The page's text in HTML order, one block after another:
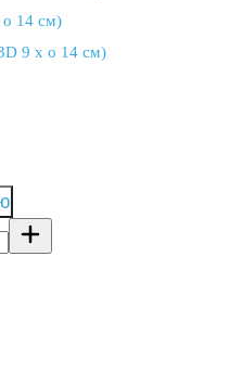
o 14 см)
9 x o 14 см)